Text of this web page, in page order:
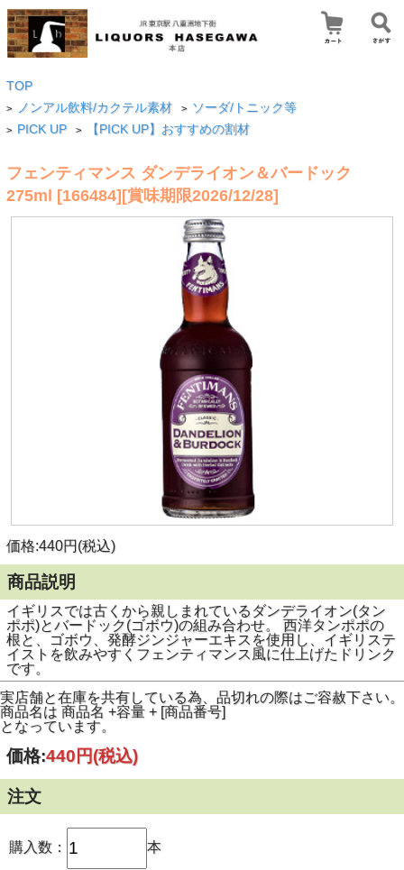
TOP
> ノンアル飲料/カクテル素材 > ソーダ/トニック等
> PICK UP > 【PICK UP】おすすめの割材
フェンティマンス ダンデライオン＆バードック
275ml [166484][賞味期限2026/12/28]
価格:440円(税込)
商品説明
イギリスでは古くから親しまれているダンデライオン(タン
ポポ)とバードック(ゴボウ)の組み合わせ。 西洋タンポポの
根と、ゴボウ、発酵ジンジャーエキスを使用し、イギリステ
イストを飲みやすくフェンティマンス風に仕上げたドリンク
です。
実店舗と在庫を共有している為、品切れの際はご容赦下さい。
商品名は 商品名 +容量 + [商品番号]
となっています。
価格:440円(税込)
注文
購入数： 本